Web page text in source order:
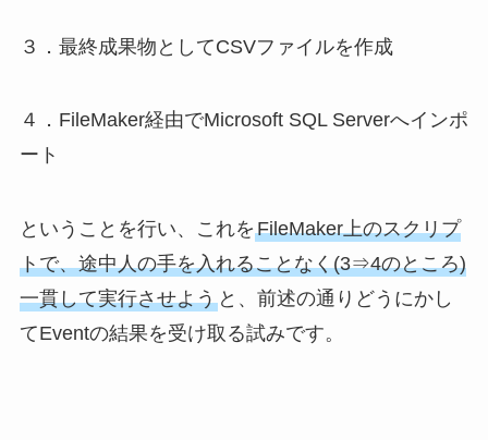
３．最終成果物としてCSVファイルを作成
４．FileMaker経由でMicrosoft SQL Serverへインポ
ート
ということを行い、これをFileMaker上のスクリプ
トで、途中人の手を入れることなく(3⇒4のところ)
一貫して実行させようと、前述の通りどうにかし
てEventの結果を受け取る試みです。